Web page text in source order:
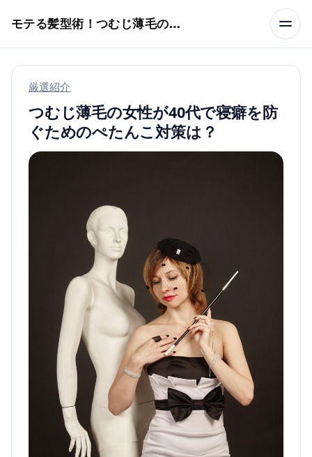
モテる髪型術！つむじ薄毛の隠し方
厳選紹介
つむじ薄毛の女性が40代で寝癖を防
ぐためのぺたんこ対策は？